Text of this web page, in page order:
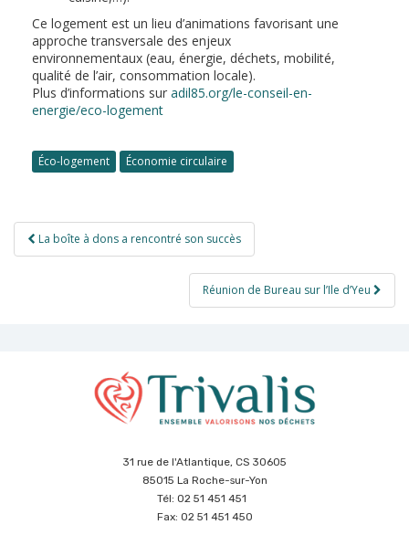
Ce logement est un lieu d’animations favorisant une
approche transversale des enjeux
environnementaux (eau, énergie, déchets, mobilité,
qualité de l’air, consommation locale).
Plus d’informations sur adil85.org/le-conseil-en-
energie/eco-logement
Éco-logement Économie circulaire
Navigation
de
La boîte à dons a rencontré son succès
Réunion de Bureau sur l’Ile d’Yeu
31 rue de l'Atlantique, CS 30605
85015 La Roche-sur-Yon
Tél: 02 51 451 451
Fax: 02 51 451 450